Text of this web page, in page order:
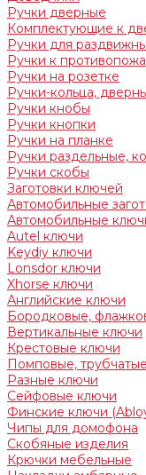
Ручки дверные
Комплектующие к
Ручки для
Ручки к
Ручки на розетке
Ручки-кольца,
Ручки кнобы
Ручки кнопки
Ручки на планке
Ручки раздельные,
Ручки скобы
Заготовки ключей
Автомобильные
Автомобильные
Autel ключи
Keydiy ключи
Lonsdor ключи
Xhorse ключи
Английские ключи
Бородковые,
Вертикальные ключи
Крестовые ключи
Помповые,
Разные ключи
Сейфовые ключи
Финские ключи
Чипы для домофона
Скобяные изделия
Крючки мебельные